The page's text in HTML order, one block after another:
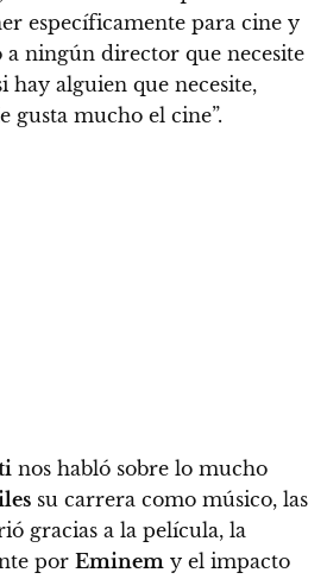
específicamente para cine y
a ningún director que necesite
hay alguien que necesite,
gusta mucho el cine”.
nos habló sobre lo mucho
su carrera como músico, las
gracias a la película, la
por Eminem y el impacto